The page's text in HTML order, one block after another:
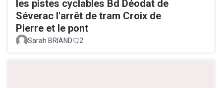
les pistes cyclables Bd Déodat de
Séverac l'arrêt de tram Croix de
Pierre et le pont
Sarah BRIAND 2